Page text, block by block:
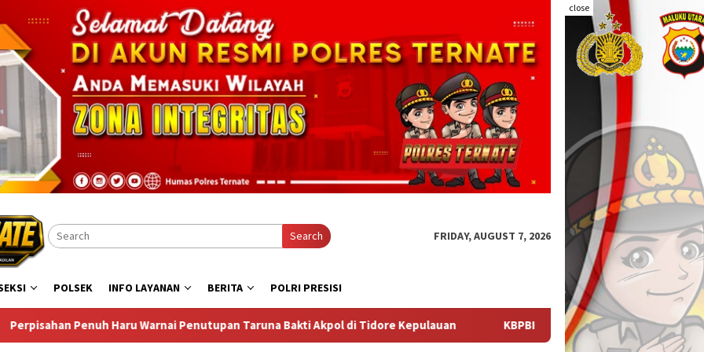
close
Search FRIDAY, AUGUST 7, 2026
POLSEK INFO LAYANAN BERITA POLRI PRESISI
Taruna Bakti Akpol di Tidore Kepulauan KBPBI Apresiasi Komitmen Kapolri Kawal Aspirasi dalam Pembahasan